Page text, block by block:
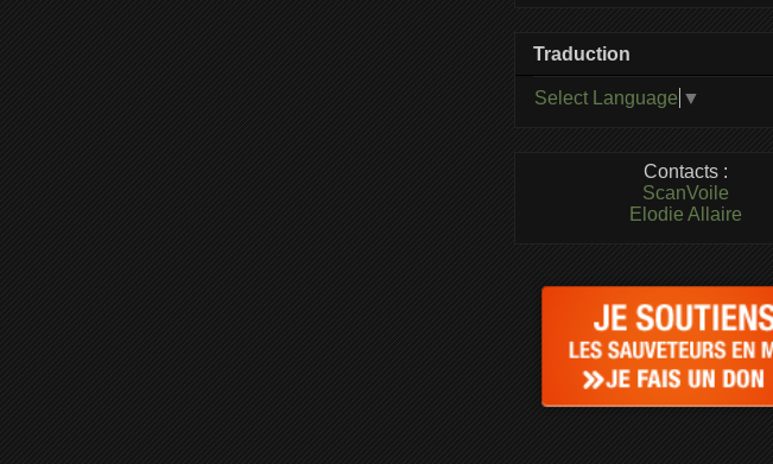
Traduction
Select Language ▼
Contacts :
ScanVoile
Elodie Allaire